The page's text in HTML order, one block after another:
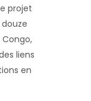
projet
liens
en